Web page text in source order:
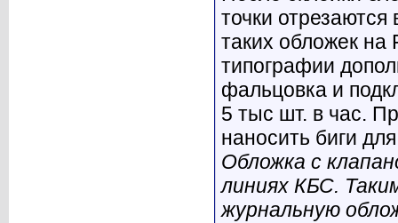
точки
таких обложек на
типографии
фальцовка и
5 тыс шт. в час.
наносить биги
Обложка с
линиях КБС.
журнальную